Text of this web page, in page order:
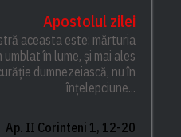
Apostolul zilei
aceasta este: mărturia
în lume, și mai ales
dumnezeiască, nu în
înțelepciune...
Ap. II Corinteni 1, 12-20